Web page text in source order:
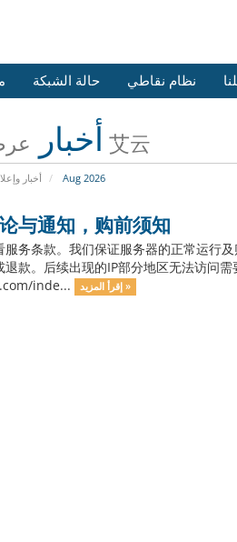
حالة الشبكة نظام نقاطي
أخبار عرض الكل من 艾云
أخبار Aug 2026
与通知，购前须知
服务条款。我们保证服务器的正常运行
款。后续出现的IP部分地区无法访问
inde...
إقرأ المزيد »